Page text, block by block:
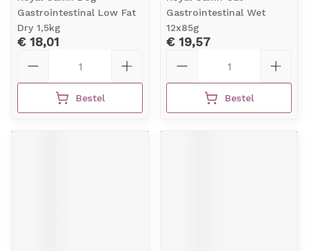
Gastrointestinal Low Fat
Dry 1,5kg
€ 18,01
Bestel
Gastrointestinal Wet
12x85g
€ 19,57
Bestel